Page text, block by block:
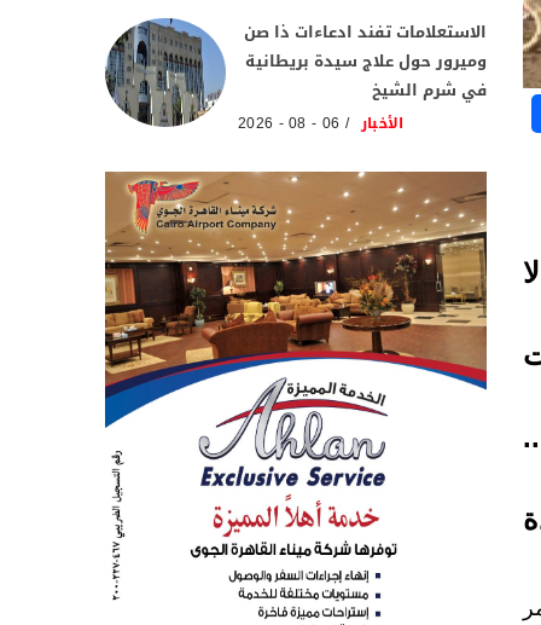
الاستعلامات تفند ادعاءات ذا صن
وميرور حول علاج سيدة بريطانية
في شرم الشيخ
الأخبار 06 - 08 - 2026